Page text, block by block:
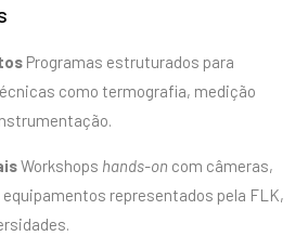
Programas estruturados para
como termografia, medição
Workshops hands-on com câmeras,
representados pela FLK,